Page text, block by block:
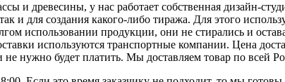
и древесины, у нас работает собственная дизайн-
и для создания какого-либо тиража. Для этого
использовании продукции, они не стирались и
используются транспортные компании. Цена
нужно будет платить. Мы доставляем товар по всей